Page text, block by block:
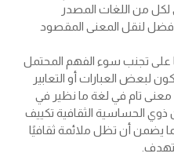
لكل من اللغات المصدر
لنقل المعنى المقصود
على تجنب سوء الفهم المحتمل
لبعض العبارات أو التعابير
معنى تام في لغة ما نظير في
ذوي الحساسية الثقافية تكييف
يضمن أن تظل ملائمة ثقافيًا